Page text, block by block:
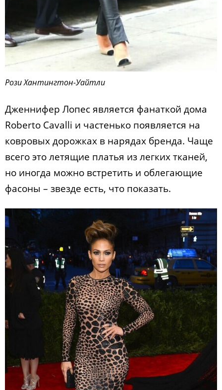
Рози Хантингтон-Уайтли
Дженнифер Лопес является фанаткой дома
Roberto Cavalli и частенько появляется на
ковровых дорожках в нарядах бренда. Чаще
всего это летящие платья из легких тканей,
но иногда можно встретить и облегающие
фасоны – звезде есть, что показать.